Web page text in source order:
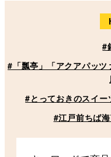
#
#「瓢亭」「アクアパッ
#とっておきのスイー
#江戸前ちば